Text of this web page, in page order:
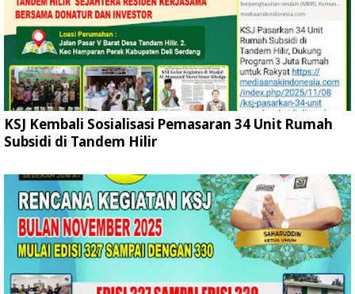
KSJ Kembali Sosialisasi Pemasaran 34 Unit Rumah
Subsidi di Tandem Hilir